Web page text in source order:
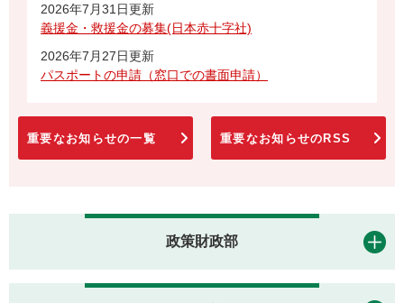
2026年7月31日更新
義援金・救援金の募集(日本赤十字社)
2026年7月27日更新
パスポートの申請（窓口での書面申請）
重要なお知らせの一覧 重要なお知らせのRSS
政策財政部